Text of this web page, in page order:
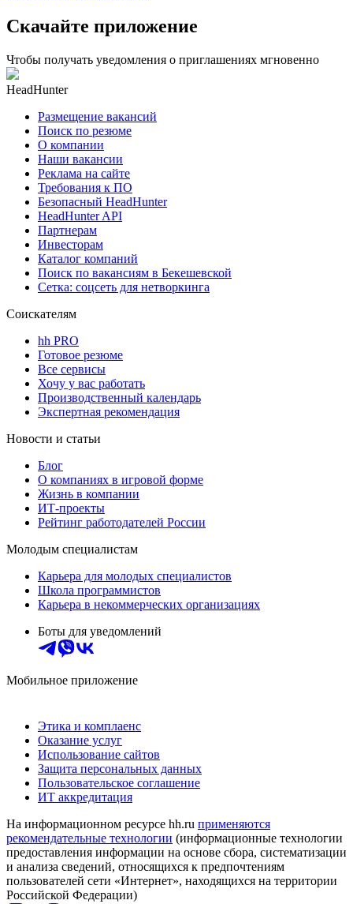
Скачайте приложение
Чтобы получать уведомления о приглашениях мгновенно
HeadHunter
Размещение вакансий
Поиск по резюме
О компании
Наши вакансии
Реклама на сайте
Требования к ПО
Безопасный HeadHunter
HeadHunter API
Партнерам
Инвесторам
Каталог компаний
Поиск по вакансиям в Бекешевской
Сетка: соцсеть для нетворкинга
Соискателям
hh PRO
Готовое резюме
Все сервисы
Хочу у вас работать
Производственный календарь
Экспертная рекомендация
Новости и статьи
Блог
О компаниях в игровой форме
Жизнь в компании
ИТ-проекты
Рейтинг работодателей России
Молодым специалистам
Карьера для молодых специалистов
Школа программистов
Карьера в некоммерческих организациях
Боты для уведомлений
Мобильное приложение
Этика и комплаенс
Оказание услуг
Использование сайтов
Защита персональных данных
Пользовательское соглашение
ИТ аккредитация
На информационном ресурсе hh.ru применяются
рекомендательные технологии (информационные технологии
предоставления информации на основе сбора, систематизации
и анализа сведений, относящихся к предпочтениям
пользователей сети «Интернет», находящихся на территории
Российской Федерации)